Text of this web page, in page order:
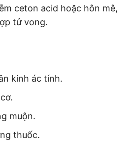
ceton acid hoặc hôn mê,
tử vong.
kinh ác tính.
muộn.
thuốc.